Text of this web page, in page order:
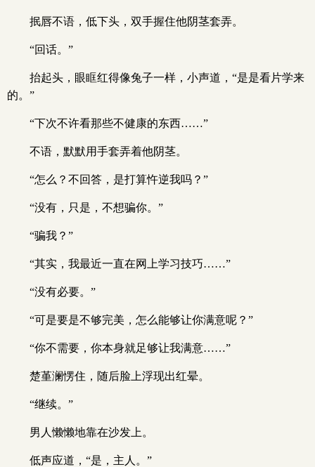
抿唇不语，低下头，双手握住他阴茎套弄。
“回话。”
抬起头，眼眶红得像兔子一样，小声道，“是是看片学来
的。”
“下次不许看那些不健康的东西……”
不语，默默用手套弄着他阴茎。
“怎么？不回答，是打算忤逆我吗？”
“没有，只是，不想骗你。”
“骗我？”
“其实，我最近一直在网上学习技巧……”
“没有必要。”
“可是要是不够完美，怎么能够让你满意呢？”
“你不需要，你本身就足够让我满意……”
楚堇澜愣住，随后脸上浮现出红晕。
“继续。”
男人懒懒地靠在沙发上。
低声应道，“是，主人。”